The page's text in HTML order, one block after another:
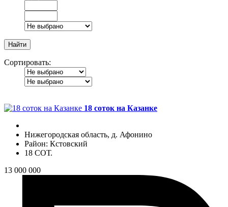
Сортировать:
18 соток на Казанке
Нижегородская область, д. Афонино
Район: Кстовский
18 СОТ.
13 000 000